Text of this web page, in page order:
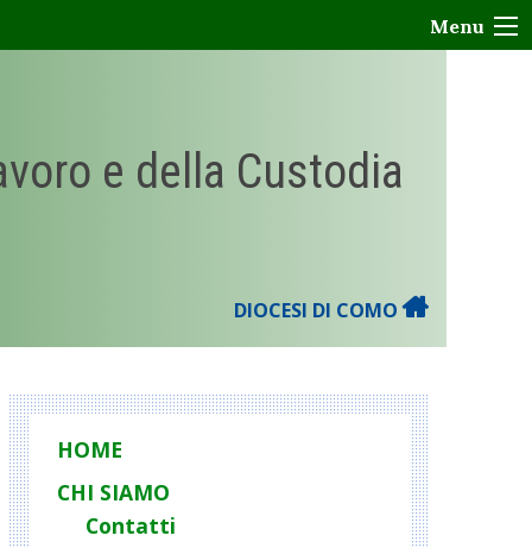
Menu
e della Custodia
DIOCESI DI COMO
HOME
CHI SIAMO
Contatti